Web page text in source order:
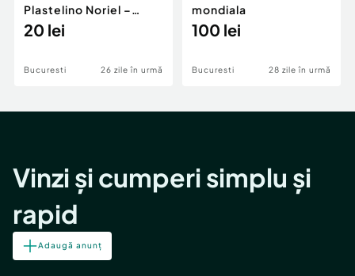
Plastelino Noriel –
Suport activități
20 lei
Bucuresti 26 zile în urmă
mondiala
100 lei
Bucuresti 28 zile în urmă
Vinzi și cumperi simplu și
rapid
Adaugă anunț